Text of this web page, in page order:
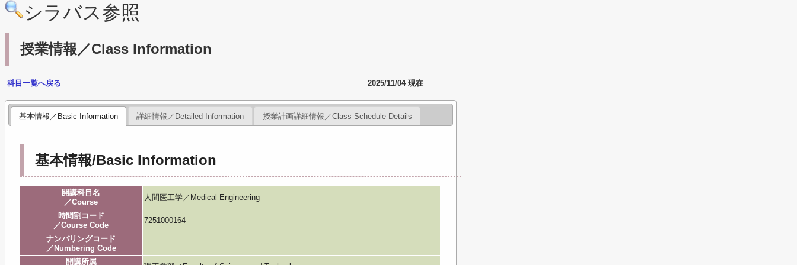
シラバス参照
授業情報／Class Information
科目一覧へ戻る 2025/11/04 現在
基本情報／Basic Information 詳細情報／Detailed Information 授業計画詳細情報／Class Schedule Details
基本情報/Basic Information
開講科目名
／Course
人間医工学／Medical Engineering
時間割コード
／Course Code
7251000164
ナンバリングコード
／Numbering Code
開講所属